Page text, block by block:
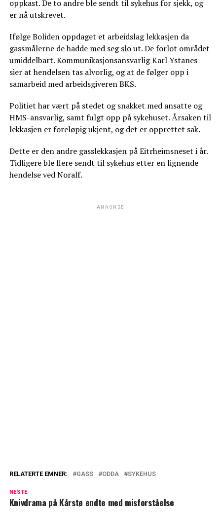
oppkast. De to andre ble sendt til sykehus for sjekk, og
er nå utskrevet.
Ifølge Boliden oppdaget et arbeidslag lekkasjen da
gassmålerne de hadde med seg slo ut. De forlot området
umiddelbart. Kommunikasjonsansvarlig Karl Ystanes
sier at hendelsen tas alvorlig, og at de følger opp i
samarbeid med arbeidsgiveren BKS.
Politiet har vært på stedet og snakket med ansatte og
HMS-ansvarlig, samt fulgt opp på sykehuset. Årsaken til
lekkasjen er foreløpig ukjent, og det er opprettet sak.
Dette er den andre gasslekkasjen på Eitrheimsneset i år.
Tidligere ble flere sendt til sykehus etter en lignende
hendelse ved Noralf.
ANNONSE
RELATERTE EMNER: GASS ODDA SYKEHUS
NESTE
Knivdrama på Kårstø endte med misforståelse